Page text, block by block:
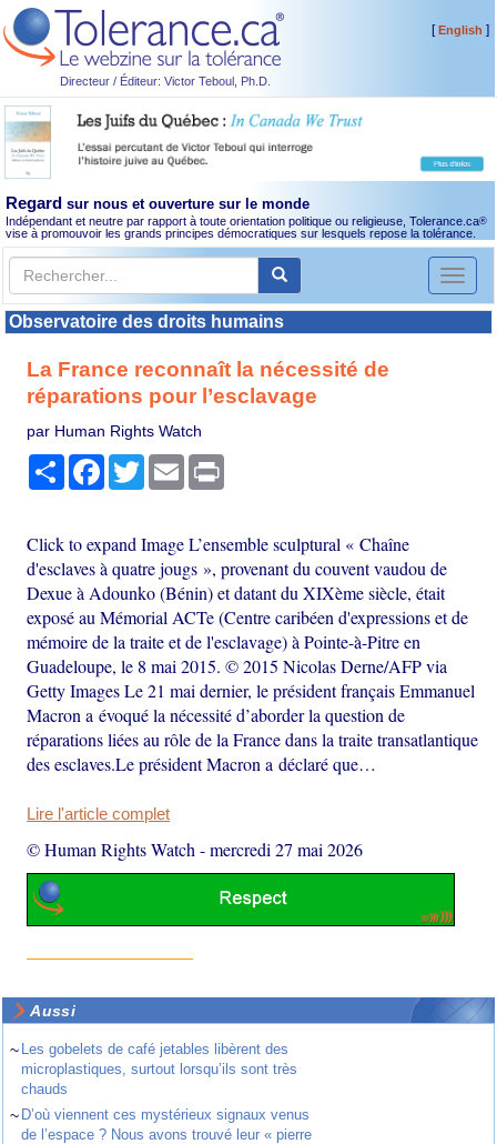
Directeur / Éditeur: Victor Teboul, Ph.D.
[English ]
Regard sur nous et ouverture sur le monde
Indépendant et neutre par rapport à toute orientation politique ou religieuse, Tolerance.ca®
vise à promouvoir les grands principes démocratiques sur lesquels repose la tolérance.
Toggle
Observatoire des droits humains
La France reconnaît la nécessité de
réparations pour l’esclavage
par Human Rights Watch
PartagerFacebook
TwitterEmail
Click to expand Image L’ensemble sculptural « Chaîne
d'esclaves à quatre jougs », provenant du couvent vaudou de
Dexue à Adounko (Bénin) et datant du XIXème siècle, était
exposé au Mémorial ACTe (Centre caribéen d'expressions et de
mémoire de la traite et de l'esclavage) à Pointe-à-Pitre en
Guadeloupe, le 8 mai 2015. © 2015 Nicolas Derne/AFP via
Getty Images Le 21 mai dernier, le président français Emmanuel
Macron a évoqué la nécessité d’aborder la question de
réparations liées au rôle de la France dans la traite transatlantique
des esclaves.Le président Macron a déclaré que…
Lire l'article complet
© Human Rights Watch -mercredi 27 mai 2026
Aussi
~ Les gobelets de café jetables libèrent des
microplastiques, surtout lorsqu’ils sont très
chauds
~ D’où viennent ces mystérieux signaux venus
de l’espace ? Nous avons trouvé leur « pierre